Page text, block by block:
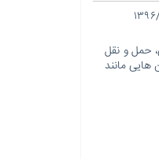
۲۳
حمل و نقل
هایی مانند